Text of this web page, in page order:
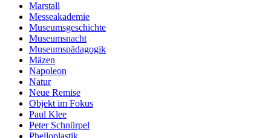
Marstall
Messeakademie
Museumsgeschichte
Museumsnacht
Museumspädagogik
Mäzen
Napoleon
Natur
Neue Remise
Objekt im Fokus
Paul Klee
Peter Schnürpel